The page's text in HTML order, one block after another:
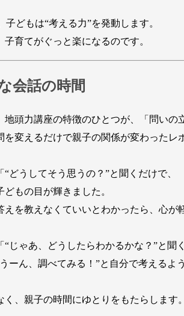
どもは“考える力”を発動します。
育てがぐっと楽になるのです。
会話の時間
地頭力講座の特徴のひとつが、「問いの
を変えるだけで親子の関係が変わったレ
「“どうしてそう思うの？”と聞くだけで、
どもの目が輝きました。
えを教えなくていいとわかったら、心が
「“じゃあ、どうしたらわかるかな？”と聞
ーん、調べてみる！”と自分で考えるよ
、親子の時間にゆとりをもたらします。